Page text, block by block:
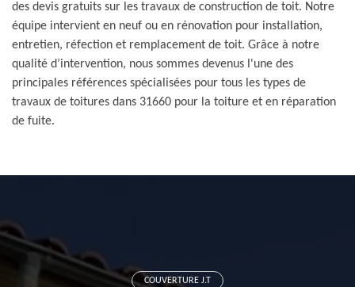
des devis gratuits sur les travaux de construction de toit. Notre
équipe intervient en neuf ou en rénovation pour installation,
entretien, réfection et remplacement de toit. Grâce à notre
qualité d’intervention, nous sommes devenus l'une des
principales références spécialisées pour tous les types de
travaux de toitures dans 31660 pour la toiture et en réparation
de fuite.
COUVERTURE J.T